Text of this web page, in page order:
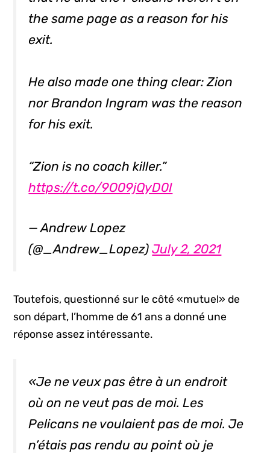
the same page as a reason for his
exit.
He also made one thing clear: Zion
nor Brandon Ingram was the reason
for his exit.
“Zion is no coach killer.”
https://t.co/9O09jQyD0I
— Andrew Lopez
(@_Andrew_Lopez)July 2, 2021
Toutefois, questionné sur le côté «mutuel» de
son départ, l’homme de 61 ans a donné une
réponse assez intéressante.
«Je ne veux pas être à un endroit
où on ne veut pas de moi. Les
Pelicans ne voulaient pas de moi. Je
n’étais pas rendu au point où je